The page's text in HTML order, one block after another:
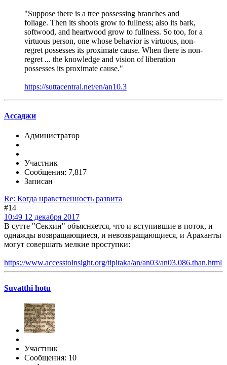
"Suppose there is a tree possessing branches and
foliage. Then its shoots grow to fullness; also its bark,
softwood, and heartwood grow to fullness. So too, for a
virtuous person, one whose behavior is virtuous, non-
regret possesses its proximate cause. When there is non-
regret ... the knowledge and vision of liberation
possesses its proximate cause."
https://suttacentral.net/en/an10.3
Ассаджи
Администратор
Участник
Сообщения: 7,817
Записан
Re: Когда нравственность развита
#14
10:49 12 декабря 2017
В сутте "Секхин" объясняется, что и вступившие в поток, и
однажды возвращающиеся, и невозвращающиеся, и Араханты
могут совершать мелкие проступки:
https://www.accesstoinsight.org/tipitaka/an/an03/an03.086.than.html
Suvatthi hotu
Участник
Сообщения: 10